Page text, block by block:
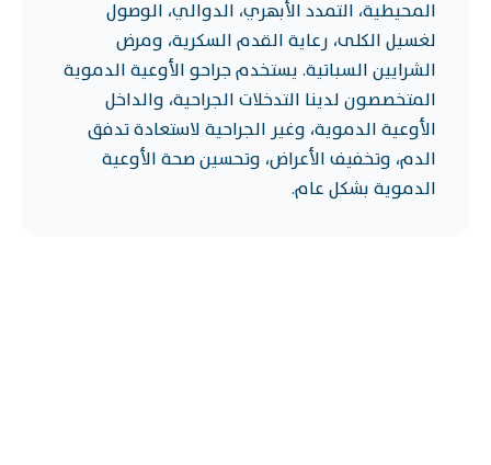
المحيطية، التمدد الأبهري، الدوالي، الوصول
لغسيل الكلى، رعاية القدم السكرية، ومرض
الشرايين السباتية. يستخدم جراحو الأوعية الدموية
المتخصصون لدينا التدخلات الجراحية، والداخل
الأوعية الدموية، وغير الجراحية لاستعادة تدفق
الدم، وتخفيف الأعراض، وتحسين صحة الأوعية
الدموية بشكل عام.